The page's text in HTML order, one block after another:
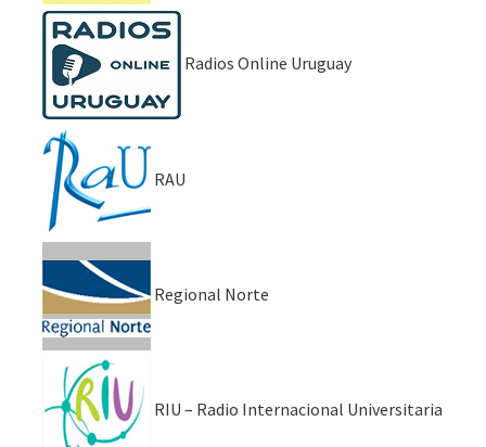
Radios Online Uruguay
RAU
Regional Norte
RIU – Radio Internacional Universitaria